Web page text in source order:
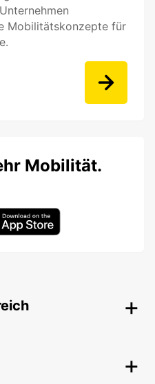
Mobilitätskonzepte für
Mobilität.